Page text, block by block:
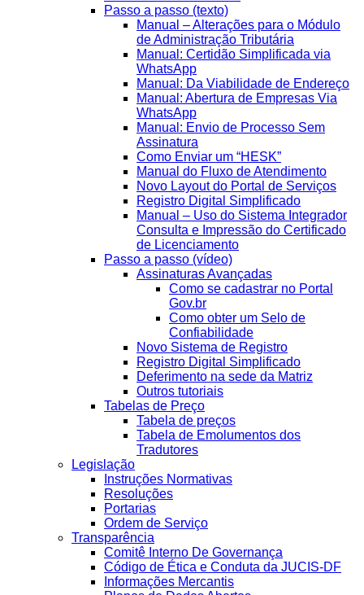
Passo a passo (texto)
Manual – Alterações para o Módulo
de Administração Tributária
Manual: Certidão Simplificada via
WhatsApp
Manual: Da Viabilidade de Endereço
Manual: Abertura de Empresas Via
WhatsApp
Manual: Envio de Processo Sem
Assinatura
Como Enviar um “HESK”
Manual do Fluxo de Atendimento
Novo Layout do Portal de Serviços
Registro Digital Simplificado
Manual – Uso do Sistema Integrador
Consulta e Impressão do Certificado
de Licenciamento
Passo a passo (vídeo)
Assinaturas Avançadas
Como se cadastrar no Portal
Gov.br
Como obter um Selo de
Confiabilidade
Novo Sistema de Registro
Registro Digital Simplificado
Deferimento na sede da Matriz
Outros tutoriais
Tabelas de Preço
Tabela de preços
Tabela de Emolumentos dos
Tradutores
Legislação
Instruções Normativas
Resoluções
Portarias
Ordem de Serviço
Transparência
Comitê Interno De Governança
Código de Ética e Conduta da JUCIS-DF
Informações Mercantis